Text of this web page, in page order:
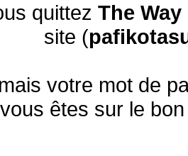
quittez The
site (
votre mot de
êtes sur le